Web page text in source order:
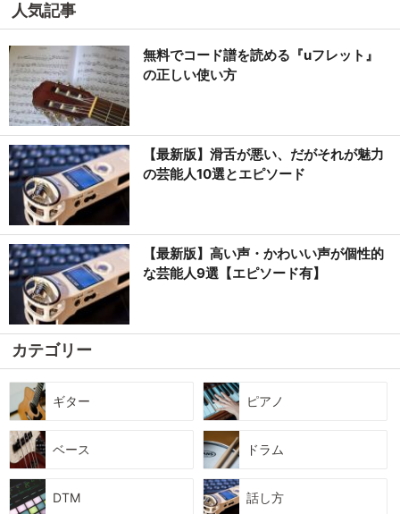
人気記事
無料でコード譜を読める『uフレット』
の正しい使い方
【最新版】滑舌が悪い、だがそれが魅力
の芸能人10選とエピソード
【最新版】高い声・かわいい声が個性的
な芸能人9選【エピソード有】
カテゴリー
ギター ピアノ
ベース ドラム
DTM 話し方